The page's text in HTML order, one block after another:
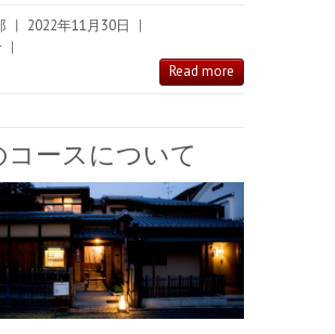
| 2022年11月30日
|
|
Read more
コースについて